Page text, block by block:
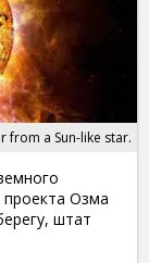
from a Sun-like star.
проекта Озма
штат